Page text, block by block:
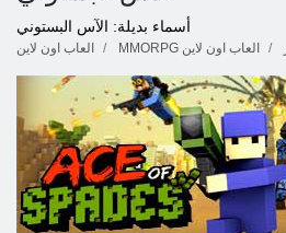
أسماء بديلة: الآس البستوني
العاب اون لاين MMORPG العاب اون لاين